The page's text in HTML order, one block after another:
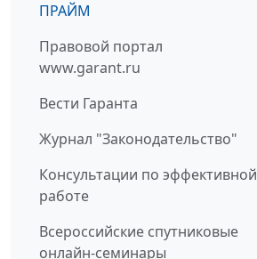
ПРАЙМ
Правовой портал
www.garant.ru
Вести Гаранта
Журнал "Законодательство"
Консультации по эффективной
работе
Всероссийские спутниковые
онлайн-семинары